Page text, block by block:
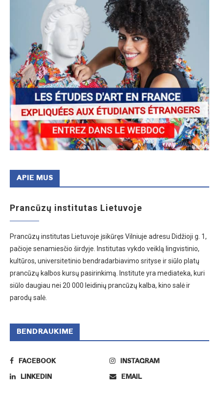
APIE MUS
Prancūzų institutas Lietuvoje
Prancūzų institutas Lietuvoje įsikūręs Vilniuje adresu Didžioji g. 1,
pačioje senamiesčio širdyje. Institutas vykdo veiklą lingvistinio,
kultūros, universitetinio bendradarbiavimo srityse ir siūlo platų
prancūzų kalbos kursų pasirinkimą. Institute yra mediateka, kuri
siūlo daugiau nei 20 000 leidinių prancūzų kalba, kino salė ir
parodų salė.
BENDRAUKIME
FACEBOOK INSTAGRAM
LINKEDIN EMAIL